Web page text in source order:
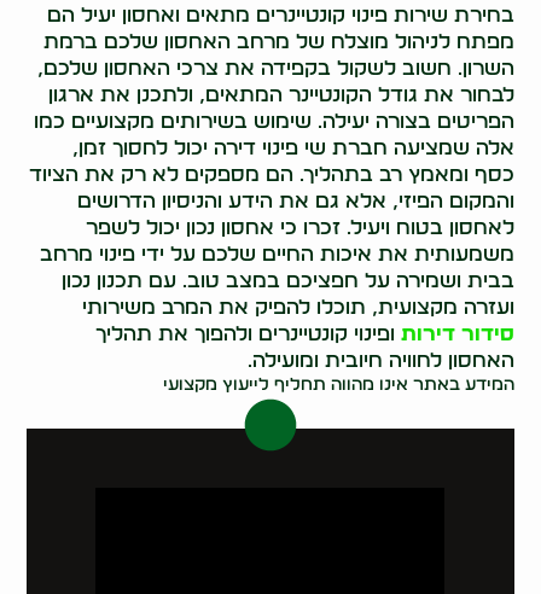
בחירת שירות פינוי קונטיינרים מתאים ואחסון יעיל הם
מפתח לניהול מוצלח של מרחב האחסון שלכם ברמת
השרון. חשוב לשקול בקפידה את צרכי האחסון שלכם,
לבחור את גודל הקונטיינר המתאים, ולתכנן את ארגון
הפריטים בצורה יעילה. שימוש בשירותים מקצועיים כמו
אלה שמציעה חברת שי פינוי דירה יכול לחסוך זמן,
כסף ומאמץ רב בתהליך. הם מספקים לא רק את הציוד
והמקום הפיזי, אלא גם את הידע והניסיון הדרושים
לאחסון בטוח ויעיל. זכרו כי אחסון נכון יכול לשפר
משמעותית את איכות החיים שלכם על ידי פינוי מרחב
בבית ושמירה על חפציכם במצב טוב. עם תכנון נכון
ועזרה מקצועית, תוכלו להפיק את המרב משירותי
סידור דירות ופינוי קונטיינרים ולהפוך את תהליך
האחסון לחוויה חיובית ומועילה.
המידע באתר אינו מהווה תחליף לייעוץ מקצועי